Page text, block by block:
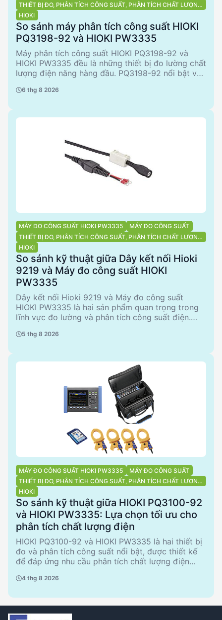
THIẾT BỊ ĐO, PHÂN TÍCH CÔNG SUẤT, PHÂN TÍCH CHẤT LƯỢNG
ĐIỆN NĂNG
HIOKI
So sánh máy phân tích công suất HIOKI
PQ3198-92 và HIOKI PW3335
Máy phân tích công suất HIOKI PQ3198-92 và
HIOKI PW3335 đều là những thiết bị đo lường chất
lượng điện năng hàng đầu. PQ3198-92 nổi bật với
dụng công nghiệp phức tạp. Trong khi đó,
lường cơ bản và di động. Cả hai sản phẩm đều từ
6 thg 8 2026
MÁY ĐO CÔNG SUẤT HIOKI PW3335
MÁY ĐO CÔNG SUẤT
THIẾT BỊ ĐO, PHÂN TÍCH CÔNG SUẤT, PHÂN TÍCH CHẤT LƯỢNG
ĐIỆN NĂNG
HIOKI
So sánh kỹ thuật giữa Dây kết nối Hioki
9219 và Máy đo công suất HIOKI
PW3335
Dây kết nối Hioki 9219 và Máy đo công suất
HIOKI PW3335 là hai sản phẩm quan trọng trong
lĩnh vực đo lường và phân tích công suất điện.
phù hợp cho các ứng dụng kết nối với thiết bị
với nhiều phụ kiện đi kèm, lý tưởng cho việc phân
tích chất lượng điện năng. Bài viết này sẽ so sánh
chi tiết hai sản phẩm này, từ đó giúp kỹ sư và nhà
quản lý đưa ra quyết định mua sắm thông minh.
5 thg 8 2026
MÁY ĐO CÔNG SUẤT HIOKI PW3335
MÁY ĐO CÔNG SUẤT
THIẾT BỊ ĐO, PHÂN TÍCH CÔNG SUẤT, PHÂN TÍCH CHẤT LƯỢNG
ĐIỆN NĂNG
HIOKI
So sánh kỹ thuật giữa HIOKI PQ3100-92
và HIOKI PW3335: Lựa chọn tối ưu cho
phân tích chất lượng điện
HIOKI PQ3100-92 và HIOKI PW3335 là hai thiết bị
đo và phân tích công suất nổi bật, được thiết kế
để đáp ứng nhu cầu phân tích chất lượng điện
đa pha và bộ nhớ lớn, trong khi PW3335 tập trung
nhược điểm của từng sản phẩm, và đề xuất các
4 thg 8 2026